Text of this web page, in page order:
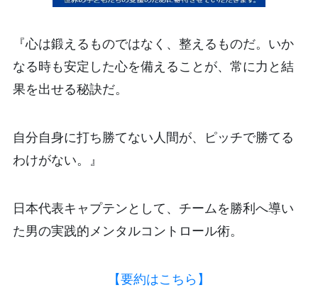
『心は鍛えるものではなく、整えるものだ。いか
なる時も安定した心を備えることが、常に力と結
果を出せる秘訣だ。
自分自身に打ち勝てない人間が、ピッチで勝てる
わけがない。』
日本代表キャプテンとして、チームを勝利へ導い
た男の実践的メンタルコントロール術。
【要約はこちら】